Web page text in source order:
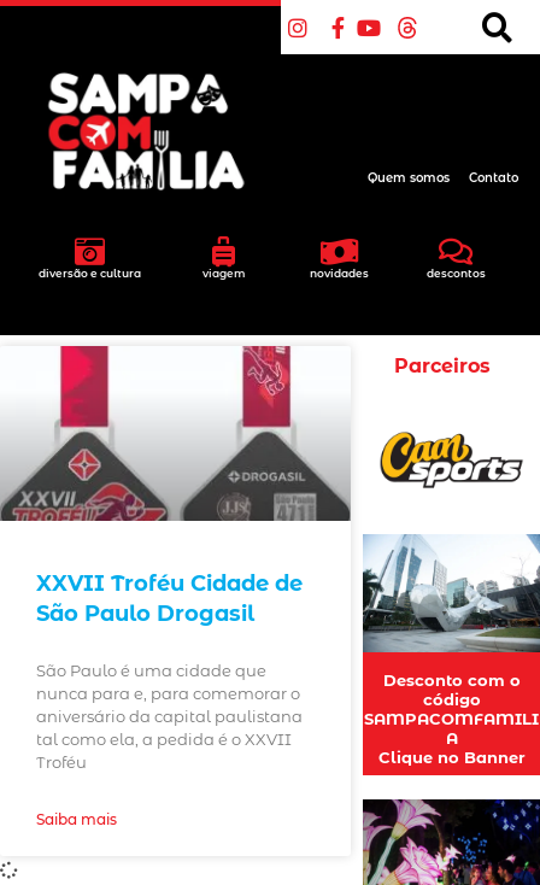
diversão e cultura viagem novidades descontos
Quem somos Contato
XXVII Troféu Cidade de
São Paulo Drogasil
São Paulo é uma cidade que
nunca para e, para comemorar o
aniversário da capital paulistana
tal como ela, a pedida é o XXVII
Troféu
Saiba mais
Parceiros
Desconto com o
código
SAMPACOMFAMILI
A
Clique no Banner